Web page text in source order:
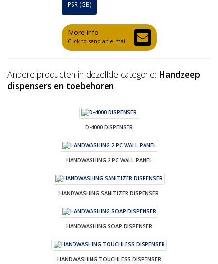
PSR (GB)
More info
Click to send an e-mail
Andere producten in dezelfde categorie: Handzeep
dispensers en toebehoren
D-4000 DISPENSER
HANDWASHING 2 PC WALL PANEL
HANDWASHING SANITIZER DISPENSER
HANDWASHING SOAP DISPENSER
HANDWASHING TOUCHLESS DISPENSER